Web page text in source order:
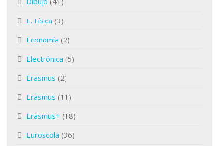
E. Física (3)
Economía (2)
Electrónica (5)
Erasmus (2)
Erasmus (11)
Erasmus+ (18)
Euroscola (36)